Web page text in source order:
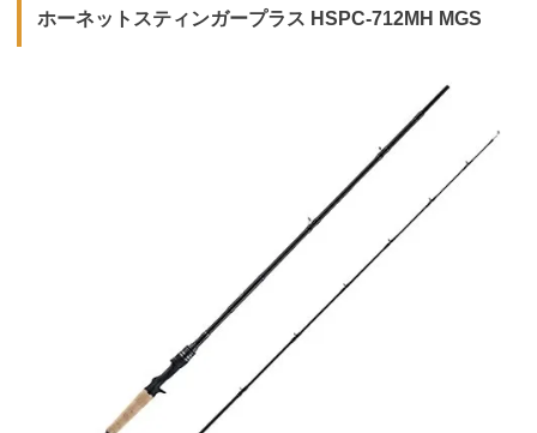
ホーネットスティンガープラス HSPC-712MH MGS